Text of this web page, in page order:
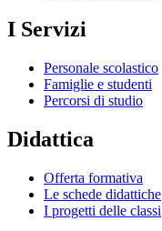
I Servizi
Personale scolastico
Famiglie e studenti
Percorsi di studio
Didattica
Offerta formativa
Le schede didattiche
I progetti delle classi